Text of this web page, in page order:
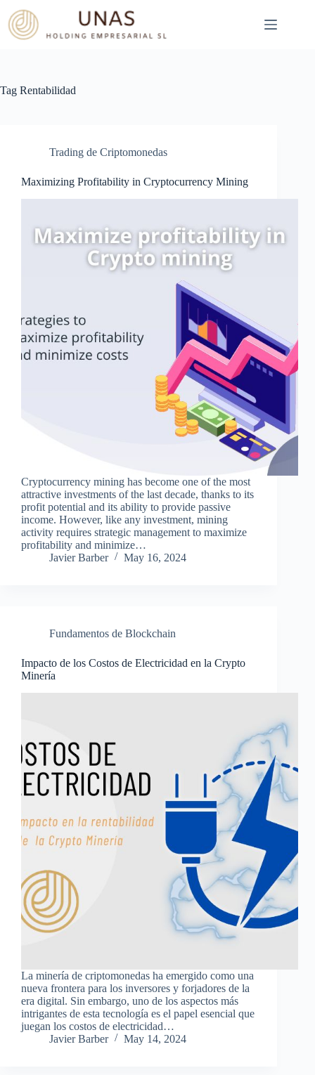
content
Tag Rentabilidad
Trading de Criptomonedas
Maximizing Profitability in Cryptocurrency Mining
Cryptocurrency mining has become one of the most
attractive investments of the last decade, thanks to its
profit potential and its ability to provide passive
income. However, like any investment, mining
activity requires strategic management to maximize
profitability and minimize…
Javier Barber
May 16, 2024
Fundamentos de Blockchain
Impacto de los Costos de Electricidad en la Crypto
Minería
La minería de criptomonedas ha emergido como una
nueva frontera para los inversores y forjadores de la
era digital. Sin embargo, uno de los aspectos más
intrigantes de esta tecnología es el papel esencial que
juegan los costos de electricidad…
Javier Barber
May 14, 2024